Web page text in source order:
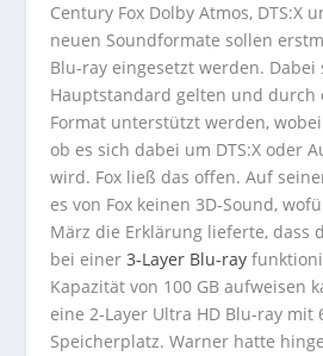
Century Fox Dolby Atmos, DTS:X
neuen Soundformate sollen
Blu-ray eingesetzt werden. Dabei
Hauptstandard gelten und durch
Format unterstützt werden,
ob es sich dabei um DTS:X oder
wird. Fox ließ das offen. Auf
es von Fox keinen 3D-Sound,
März die Erklärung lieferte, dass
bei einer3-Layer Blu-ray
Kapazität von 100 GB aufweisen
eine 2-Layer Ultra HD Blu-ray mit
Speicherplatz. Warner hatte